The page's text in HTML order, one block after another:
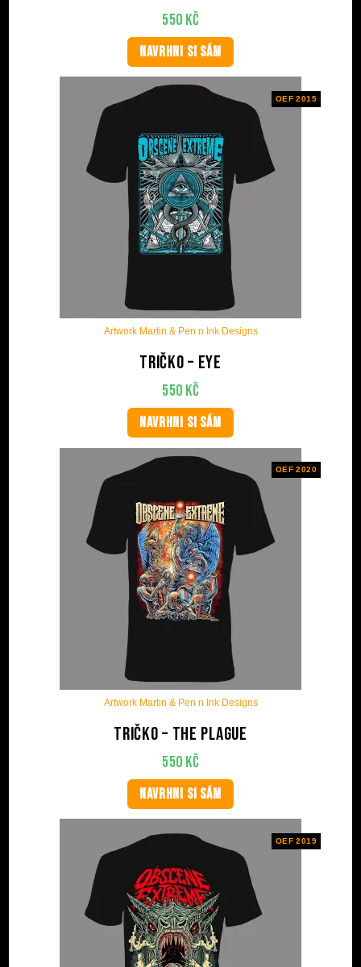
550 Kč
NAVRHNI SI SÁM
OEF 2015
Artwork Martin & Pen n Ink Designs
Tričko – Eye
550 Kč
NAVRHNI SI SÁM
OEF 2020
Artwork Martin & Pen n Ink Designs
Tričko – The plague
550 Kč
NAVRHNI SI SÁM
OEF 2019